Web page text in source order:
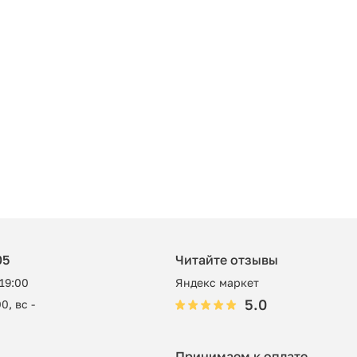
вс -
Читайте отзывы
Яндекс маркет
5.0